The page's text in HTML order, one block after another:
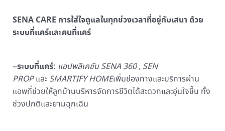
SENA CARE การใส่ใจดูแลในทุกช่วงเวลาที่อยู่กับเสนา ด้วย
ระบบที่แคร์และคนที่แคร์
–ระบบที่แคร์: แอปพลิเคชัน SENA 360 , SEN
PROPและ SMARTIFY HOMEเพิ่มช่องทางและบริการผ่าน
แอพที่ช่วยให้ลูกบ้านบริหารจัดการชีวิตได้สะดวกและอุ่นใจขึ้น ทั้ง
ช่วงปกติและยามฉุกเฉิน